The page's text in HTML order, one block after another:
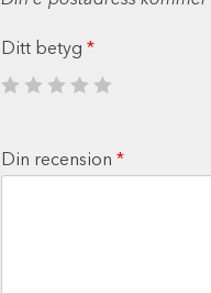
Ditt betyg *
Din recension *